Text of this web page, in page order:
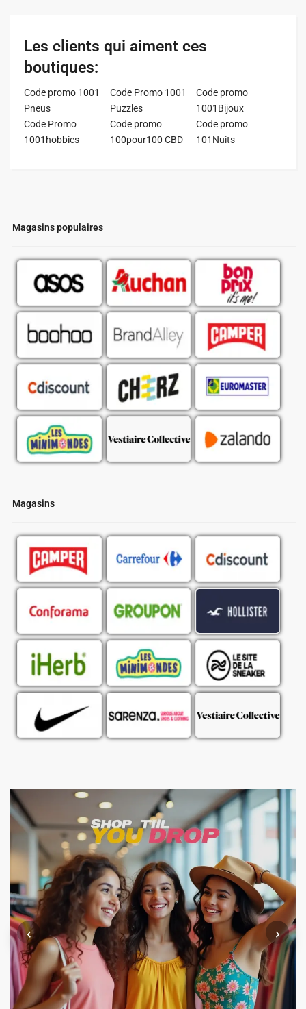
Magasins populaires
Magasins
‹ ›
Les clients qui aiment ces
boutiques:
Code promo 1001
Pneus
Code Promo 1001
Puzzles
Code promo
1001Bijoux
Code Promo
1001hobbies
Code promo
100pour100 CBD
Code promo
101Nuits